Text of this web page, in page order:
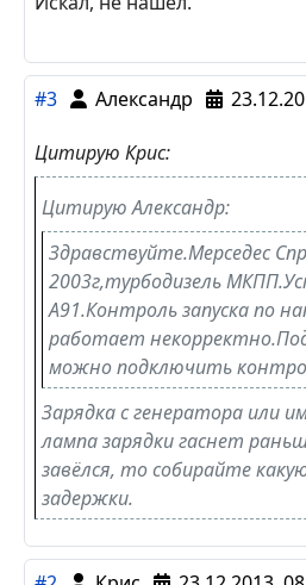
#3 Александр
Цитирую Крис:
Цитирую Александр:
Здравствуйте.Мерседес
2003г,турбодизель
А91.Контроль запуска по
работает
можно подключить
Зарядка с генератора или
лампа зарядки гаснет
завёлся, то собирайте
задержки.